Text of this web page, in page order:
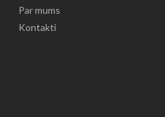
Par mums
Kontakti